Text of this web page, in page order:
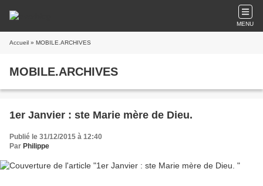
MENU
Accueil » MOBILE.ARCHIVES
MOBILE.ARCHIVES
1er Janvier : ste Marie mère de Dieu.
Publié le 31/12/2015 à 12:40
Par Philippe